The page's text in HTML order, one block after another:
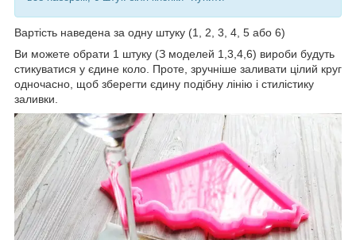
Вартість наведена за одну штуку (1, 2, 3, 4, 5 або 6)
Ви можете обрати 1 штуку (З моделей 1,3,4,6) вироби будуть
стикуватися у єдине коло. Проте, зручніше заливати цілий круг
одночасно, щоб зберегти єдину подібну лінію і стилістику
заливки.